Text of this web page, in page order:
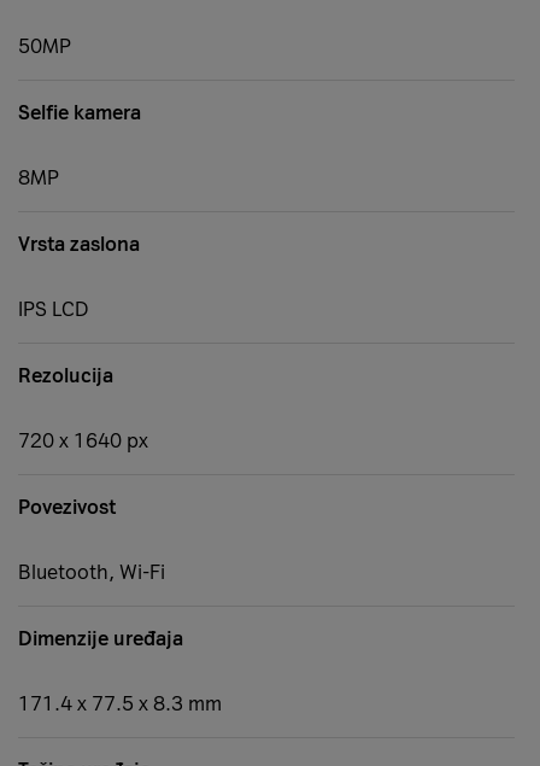
50MP
Selfie kamera
8MP
Vrsta zaslona
IPS LCD
Rezolucija
720 x 1640 px
Povezivost
Bluetooth, Wi-Fi
Dimenzije uređaja
171.4 x 77.5 x 8.3 mm